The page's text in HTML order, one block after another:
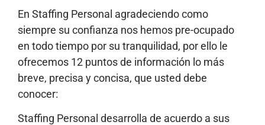
En Staffing Personal agradeciendo como
siempre su confianza nos hemos pre-ocupado
en todo tiempo por su tranquilidad, por ello le
ofrecemos 12 puntos de información lo más
breve, precisa y concisa, que usted debe
conocer:
Staffing Personal desarrolla de acuerdo a sus